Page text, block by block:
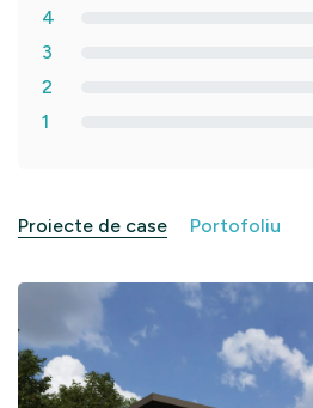
4
3
2
1
Proiecte de case Portofoliu